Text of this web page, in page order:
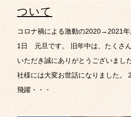
ついて
コロナ禍による激動の2020→2021年
1日 元旦です。 旧年中は、たくさ
いただき誠にありがとうございまし
社様には大変お世話になりました。
飛躍・・・